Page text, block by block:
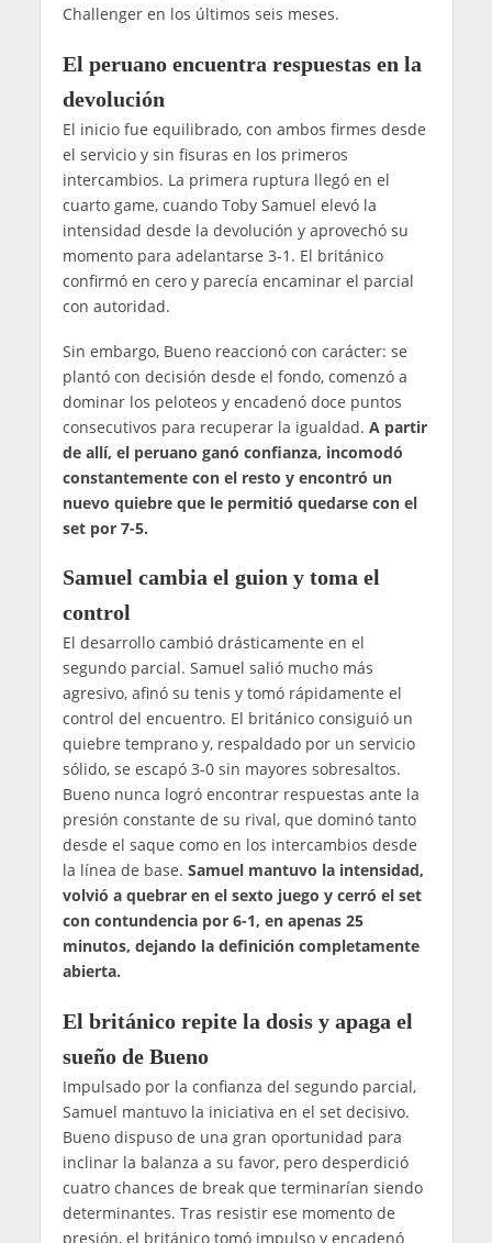
Challenger en los últimos seis meses.
El peruano encuentra respuestas en la
devolución
El inicio fue equilibrado, con ambos firmes desde
el servicio y sin fisuras en los primeros
intercambios. La primera ruptura llegó en el
cuarto game, cuando Toby Samuel elevó la
intensidad desde la devolución y aprovechó su
momento para adelantarse 3-1. El británico
confirmó en cero y parecía encaminar el parcial
con autoridad.
Sin embargo, Bueno reaccionó con carácter: se
plantó con decisión desde el fondo, comenzó a
dominar los peloteos y encadenó doce puntos
consecutivos para recuperar la igualdad. A partir
de allí, el peruano ganó confianza, incomodó
constantemente con el resto y encontró un
nuevo quiebre que le permitió quedarse con el
set por 7-5.
Samuel cambia el guion y toma el
control
El desarrollo cambió drásticamente en el
segundo parcial. Samuel salió mucho más
agresivo, afinó su tenis y tomó rápidamente el
control del encuentro. El británico consiguió un
quiebre temprano y, respaldado por un servicio
sólido, se escapó 3-0 sin mayores sobresaltos.
Bueno nunca logró encontrar respuestas ante la
presión constante de su rival, que dominó tanto
desde el saque como en los intercambios desde
la línea de base. Samuel mantuvo la intensidad,
volvió a quebrar en el sexto juego y cerró el set
con contundencia por 6-1, en apenas 25
minutos, dejando la definición completamente
abierta.
El británico repite la dosis y apaga el
sueño de Bueno
Impulsado por la confianza del segundo parcial,
Samuel mantuvo la iniciativa en el set decisivo.
Bueno dispuso de una gran oportunidad para
inclinar la balanza a su favor, pero desperdició
cuatro chances de break que terminarían siendo
determinantes. Tras resistir ese momento de
presión, el británico tomó impulso y encadenó